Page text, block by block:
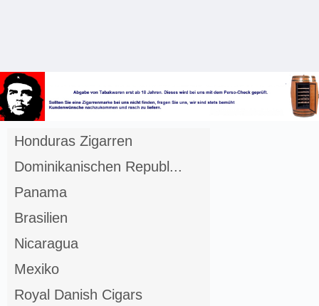
Honduras Zigarren
Dominikanischen Republ...
Panama
Brasilien
Nicaragua
Mexiko
Royal Danish Cigars